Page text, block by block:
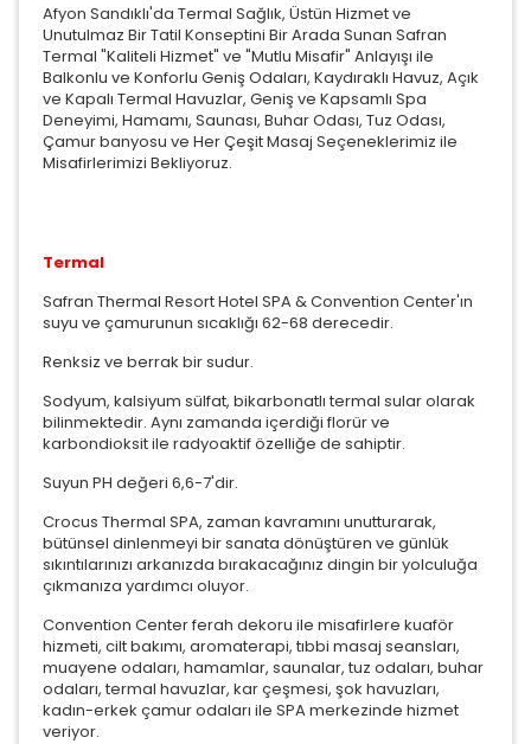
Afyon Sandıklı'da Termal Sağlık, Üstün Hizmet ve
Unutulmaz Bir Tatil Konseptini Bir Arada Sunan Safran
Termal "Kaliteli Hizmet" ve "Mutlu Misafir" Anlayışı ile
Balkonlu ve Konforlu Geniş Odaları, Kaydıraklı Havuz, Açık
ve Kapalı Termal Havuzlar, Geniş ve Kapsamlı Spa
Deneyimi, Hamamı, Saunası, Buhar Odası, Tuz Odası,
Çamur banyosu ve Her Çeşit Masaj Seçeneklerimiz ile
Misafirlerimizi Bekliyoruz.
Termal
Safran Thermal Resort Hotel SPA & Convention Center'ın
suyu ve çamurunun sıcaklığı 62-68 derecedir.
Renksiz ve berrak bir sudur.
Sodyum, kalsiyum sülfat, bikarbonatlı termal sular olarak
bilinmektedir. Aynı zamanda içerdiği florür ve
karbondioksit ile radyoaktif özelliğe de sahiptir.
Suyun PH değeri 6,6-7'dir.
Crocus Thermal SPA, zaman kavramını unutturarak,
bütünsel dinlenmeyi bir sanata dönüştüren ve günlük
sıkıntılarınızı arkanızda bırakacağınız dingin bir yolculuğa
çıkmanıza yardımcı oluyor.
Convention Center ferah dekoru ile misafirlere kuaför
hizmeti, cilt bakımı, aromaterapi, tıbbi masaj seansları,
muayene odaları, hamamlar, saunalar, tuz odaları, buhar
odaları, termal havuzlar, kar çeşmesi, şok havuzları,
kadın-erkek çamur odaları ile SPA merkezinde hizmet
veriyor.